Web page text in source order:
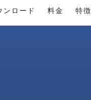
ンロード 料金 特徴